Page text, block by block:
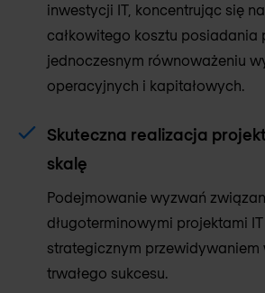
inwestycji IT, koncentrując się
całkowitego kosztu posiadania
jednoczesnym równoważeniu
operacyjnych i kapitałowych.
Skuteczna realizacja
skalę
Podejmowanie wyzwań
długoterminowymi projektami
strategicznym
trwałego sukcesu.